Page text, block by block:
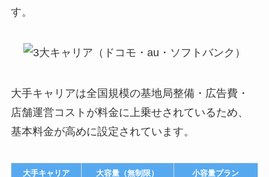
す。
大手キャリアは全国規模の基地局整備・広告費・
店舗運営コストが料金に上乗せされているため、
基本料金が高めに設定されています。
大手キャリア 大容量（無制限） 小容量プラン